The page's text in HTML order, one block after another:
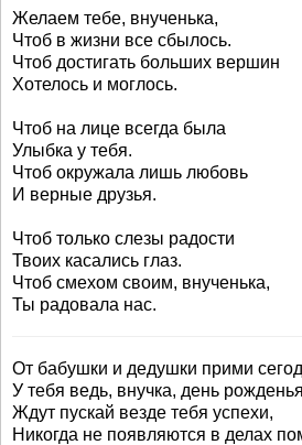
Желаем тебе, внученька,
Чтоб в жизни все сбылось.
Чтоб достигать больших вершин
Хотелось и моглось.
Чтоб на лице всегда была
Улыбка у тебя.
Чтоб окружала лишь любовь
И верные друзья.
Чтоб только слезы радости
Твоих касались глаз.
Чтоб смехом своим, внученька,
Ты радовала нас.
От бабушки и дедушки прими
У тебя ведь, внучка, день
Ждут пускай везде тебя успехи,
Никогда не появляются в делах